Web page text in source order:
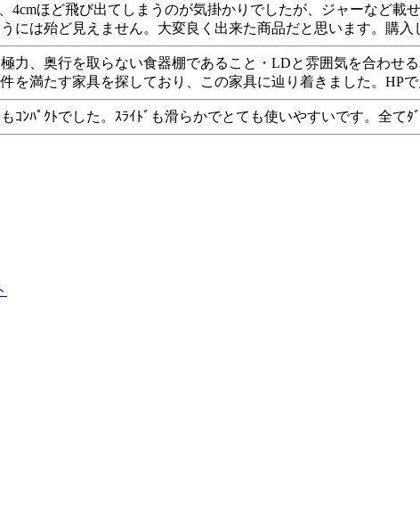
4cmほど飛び出てしまうのが気掛かりでしたが、ジャーなど
には殆ど見えません。大変良く出来た商品だと思います。購
力、奥行を取らない食器棚であること・LDと雰囲気を合わせ
を満たす家具を探しており、この家具に辿り着きました。HP
ｺﾝﾊﾟｸﾄでした。ｽﾗｲﾄﾞも滑らかでとても使いやすいです。全て